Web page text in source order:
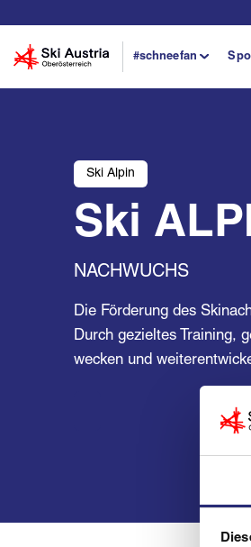
#schneefan
Ski Alpin
Ski
NACHWUCHS
Die Förderung des
Durch gezieltes Training,
wecken und